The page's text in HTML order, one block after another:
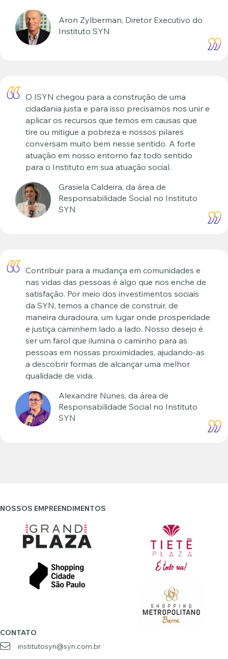
Aron Zylberman, Diretor Executivo do
Instituto SYN
O ISYN chegou para a construção de uma
cidadania justa e para isso precisamos nos unir e
aplicar os recursos que temos em causas que
tire ou mitigue a pobreza e nossos pilares
conversam muito bem nesse sentido. A forte
atuação em nosso entorno faz todo sentido
para o Instituto em sua atuação social.
Grasiela Caldeira, da área de
Responsabilidade Social no Instituto
SYN
Contribuir para a mudança em comunidades e
nas vidas das pessoas é algo que nos enche de
satisfação. Por meio dos investimentos sociais
da SYN, temos a chance de construir, de
maneira duradoura, um lugar onde prosperidade
e justiça caminhem lado a lado. Nosso desejo é
ser um farol que ilumina o caminho para as
pessoas em nossas proximidades, ajudando-as
a descobrir formas de alcançar uma melhor
qualidade de vida.
Alexandre Nunes, da área de
Responsabilidade Social no Instituto
SYN
NOSSOS EMPREENDIMENTOS
CONTATO
institutosyn@syn.com.br